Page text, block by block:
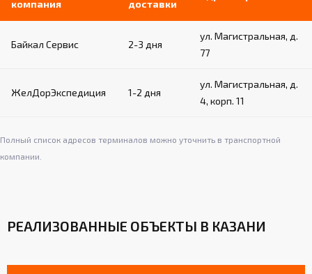
компания
доставки
Байкал Сервис 2-3 дня
ул. Магистральная, д.
77
ЖелДорЭкспедиция 1-2 дня
ул. Магистральная, д.
4, корп. 11
Полный список адресов терминалов можно уточнить в транспортной
компании.
РЕАЛИЗОВАННЫЕ ОБЪЕКТЫ В КАЗАНИ